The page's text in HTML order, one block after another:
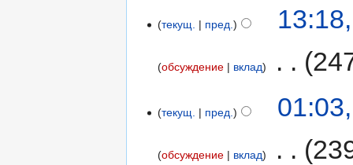
текущ. пред.
обсуждение вклад
текущ. пред.
обсуждение вклад